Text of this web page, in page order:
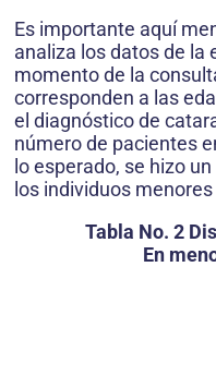
Es importante aquí
analiza los datos de la
momento de la
corresponden a las
el diagnóstico de
número de pacientes
lo esperado, se hizo
los individuos
Tabla No. 2
En